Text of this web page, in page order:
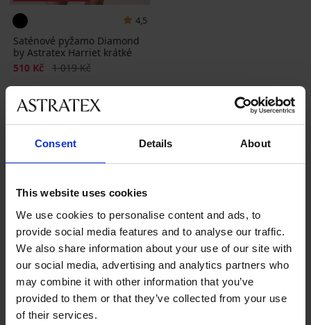
Consent Details About
This website uses cookies
We use cookies to personalise content and ads, to
provide social media features and to analyse our traffic.
We also share information about your use of our site with
our social media, advertising and analytics partners who
may combine it with other information that you’ve
provided to them or that they’ve collected from your use
of their services.
4,5
Saténové pyžamo Diamond
by Astratex Harriet krátké
Sleva
510 Kč Původní cena
1 019 Kč
Astratex
PINK STORM Jadea Dkaren Sp. z o.o.
Nejčastěji vybírané barvy
černá
modrá růžová fialová
Nejčastěji vybírané velikosti
M XL XXL